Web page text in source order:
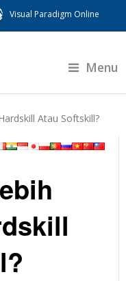
Visual Paradigm Online
Menu
Atau Softskill?